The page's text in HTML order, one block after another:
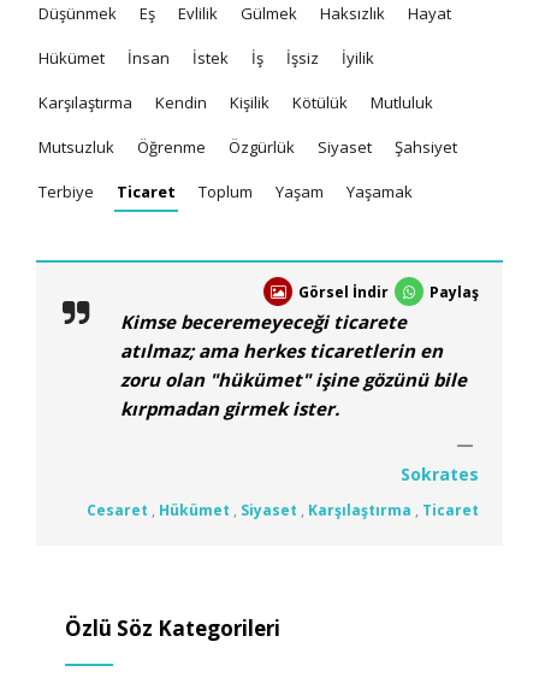
Düşünmek Eş Evlilik Gülmek Haksızlık Hayat
Hükümet İnsan İstek İş İşsiz İyilik
Karşılaştırma Kendin Kişilik Kötülük Mutluluk
Mutsuzluk Öğrenme Özgürlük Siyaset Şahsiyet
Terbiye Ticaret Toplum Yaşam Yaşamak
Görsel İndir Paylaş
Kimse beceremeyeceği ticarete
atılmaz; ama herkes ticaretlerin en
zoru olan "hükümet" işine gözünü bile
kırpmadan girmek ister.
Sokrates
Cesaret , Hükümet , Siyaset , Karşılaştırma , Ticaret
Özlü Söz Kategorileri